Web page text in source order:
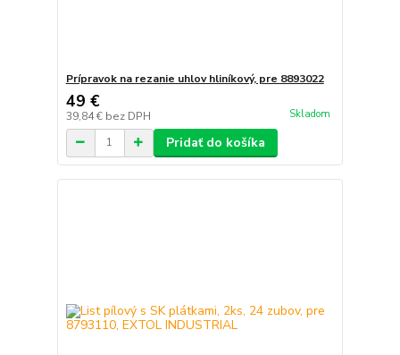
Prípravok na rezanie uhlov hliníkový, pre 8893022
49 €
39,84 € bez DPH Skladom
Pridať do košíka